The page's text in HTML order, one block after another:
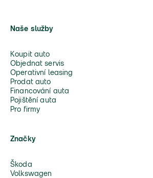
Naše služby
Koupit auto
Objednat servis
Operativní leasing
Prodat auto
Financování auta
Pojištění auta
Pro firmy
Značky
Škoda
Volkswagen